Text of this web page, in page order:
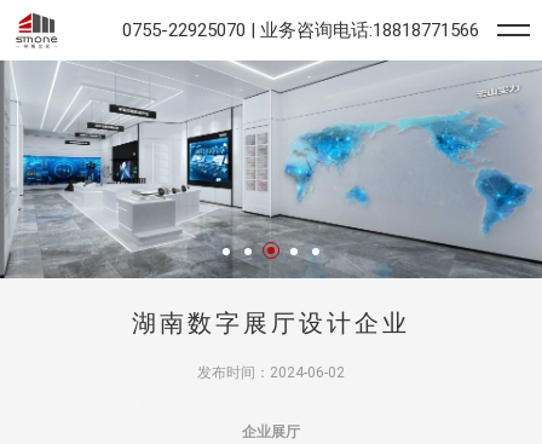
0755-22925070 | 业务咨询电话:18818771566
湖南数字展厅设计企业
发布时间：2024-06-02
企业展厅